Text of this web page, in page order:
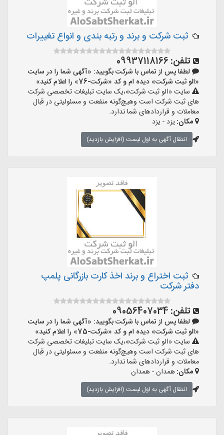
ثبت شرکت و برند و رتبه بندی و انواع تغییرات
تلفن: 09937118166
لطفا پس از تماس با شرکت بگویید: «آگهی شما را در سایت
«الو ثبت شرکت» دیده ام و کد «شرکت-76» را اعلام کنید»
سایت «الو ثبت شرکت»،یک سایت تبلیغات تخصصی شرکت
های ثبت شرکت است وهیچ‌گونه منفعت و مسئولیتی در قبال
معاملات و قراردادهای شما ندارد.
مکان:یزد - یزد
انتقال آگهی به اول لیست (افزایش بازدید)
ثبت اختراع و برند اخذ کارت بازرگانی پلمپ
دفتر شرکت
تلفن: 09056407034
لطفا پس از تماس با شرکت بگویید: «آگهی شما را در سایت
«الو ثبت شرکت» دیده ام و کد «شرکت-75» را اعلام کنید»
سایت «الو ثبت شرکت»،یک سایت تبلیغات تخصصی شرکت
های ثبت شرکت است وهیچ‌گونه منفعت و مسئولیتی در قبال
معاملات و قراردادهای شما ندارد.
مکان:همدان - همدان
انتقال آگهی به اول لیست (افزایش بازدید)